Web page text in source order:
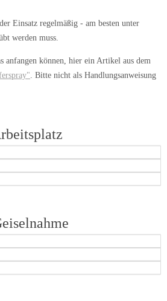
Einsatz regelmäßig - am besten unter
werden muss.
anfangen können, hier ein Artikel aus dem
. Bitte nicht als Handlungsanweisung